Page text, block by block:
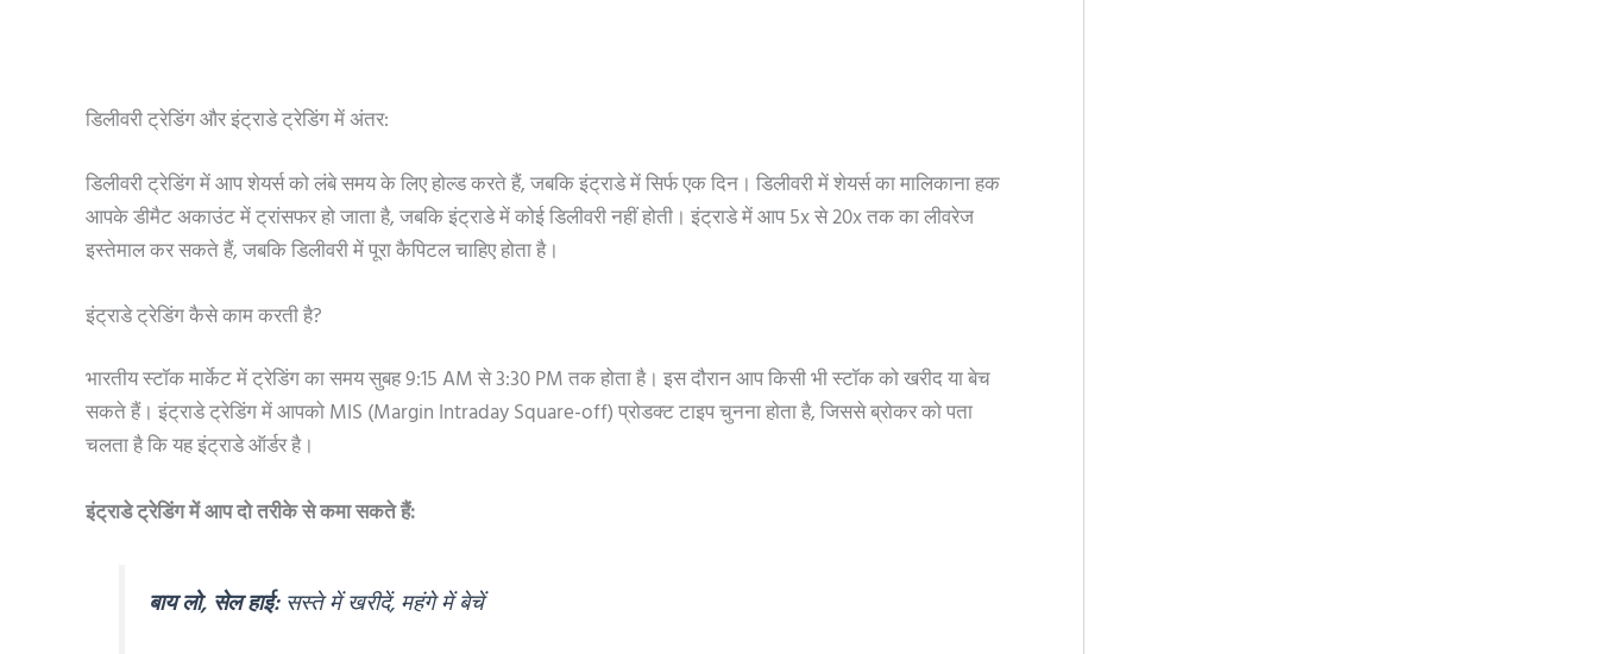
डिलीवरी ट्रेडिंग और इंट्राडे ट्रेडिंग में अंतर:
डिलीवरी ट्रेडिंग में आप शेयर्स को लंबे समय के लिए होल्ड करते हैं, जबकि इंट्राडे में सिर्फ एक दिन। डिलीवरी में शेयर्स का मालिकाना हक
आपके डीमैट अकाउंट में ट्रांसफर हो जाता है, जबकि इंट्राडे में कोई डिलीवरी नहीं होती। इंट्राडे में आप 5x से 20x तक का लीवरेज
इस्तेमाल कर सकते हैं, जबकि डिलीवरी में पूरा कैपिटल चाहिए होता है।
इंट्राडे ट्रेडिंग कैसे काम करती है?
भारतीय स्टॉक मार्केट में ट्रेडिंग का समय सुबह 9:15 AM से 3:30 PM तक होता है। इस दौरान आप किसी भी स्टॉक को खरीद या बेच
सकते हैं। इंट्राडे ट्रेडिंग में आपको MIS (Margin Intraday Square-off) प्रोडक्ट टाइप चुनना होता है, जिससे ब्रोकर को पता
चलता है कि यह इंट्राडे ऑर्डर है।
इंट्राडे ट्रेडिंग में आप दो तरीके से कमा सकते हैं:
बाय लो, सेल हाई:सस्ते में खरीदें, महंगे में बेचें